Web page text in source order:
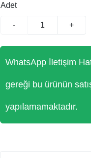
Adet
- +
WhatsApp İletişim
gereği bu ürünün
yapılamamaktadır.